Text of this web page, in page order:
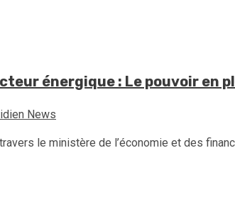
énergique : Le pouvoir en
News
le ministère de l’économie et des